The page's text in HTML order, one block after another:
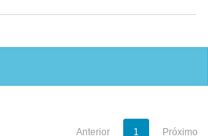
Anterior 1 Próximo